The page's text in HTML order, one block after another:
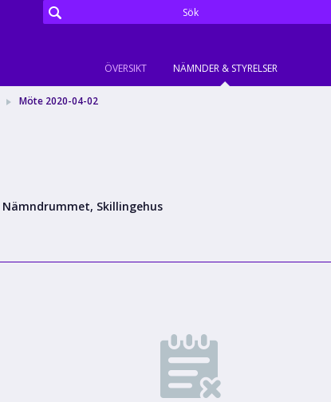
ÖVERSIKT NÄMNDER & STYRELSER
Möte 2020-04-02
Nämndrummet, Skillingehus